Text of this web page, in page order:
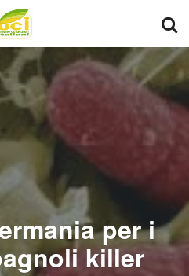
per i
killer